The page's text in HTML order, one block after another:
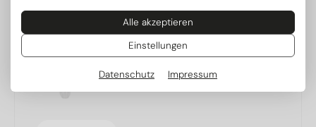
Alle akzeptieren
Einstellungen
Datenschutz Impressum
30.540278
Feinfilter für Messgerät für
Schlauchanschluss